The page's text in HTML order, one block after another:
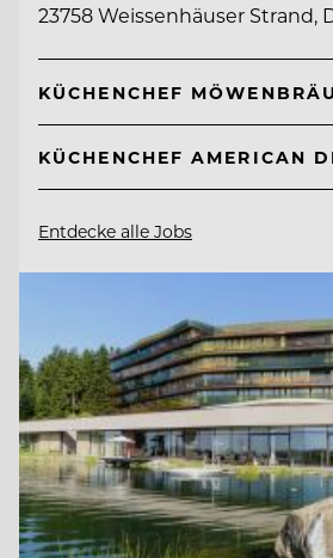
23758 Weissenhäuser Strand,
KÜCHENCHEF
KÜCHENCHEF AMERICAN
Entdecke alle Jobs